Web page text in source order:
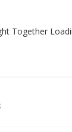
Together